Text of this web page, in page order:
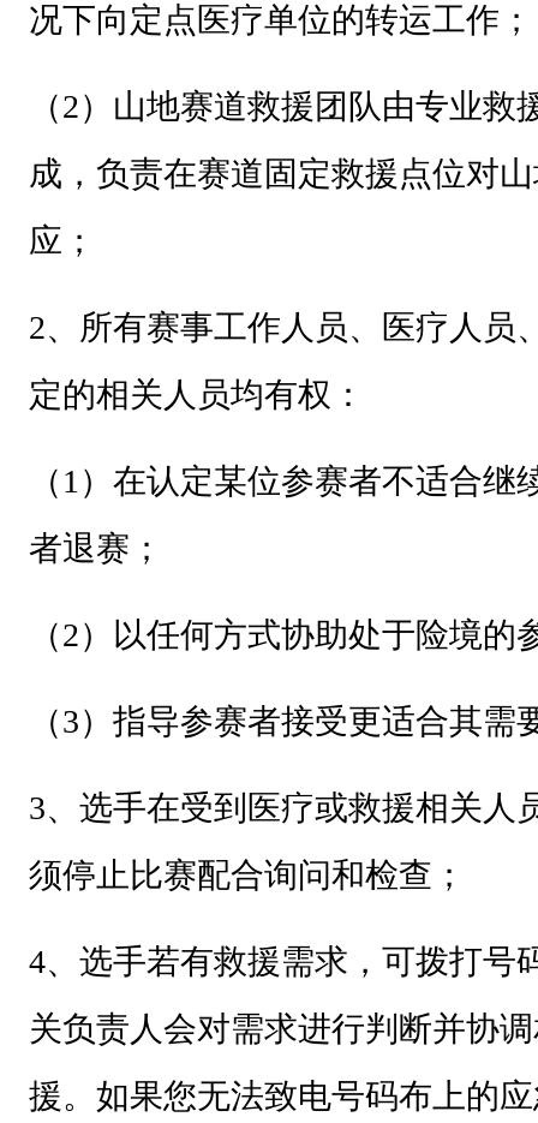
况下向定点医疗单位的转运工作；
（2）山地赛道救援团队由专业救
成，负责在赛道固定救援点位对
应；
2、所有赛事工作人员、医疗人员
定的相关人员均有权：
（1）在认定某位参赛者不适合
者退赛；
（2）以任何方式协助处于险境的
（3）指导参赛者接受更适合其需
3、选手在受到医疗或救援相关人
须停止比赛配合询问和检查；
4、选手若有救援需求，可拨打号
关负责人会对需求进行判断并协
援。如果您无法致电号码布上的